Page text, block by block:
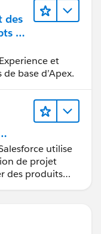
des
de
et
base d’Apex.
utilise
de projet
des produits